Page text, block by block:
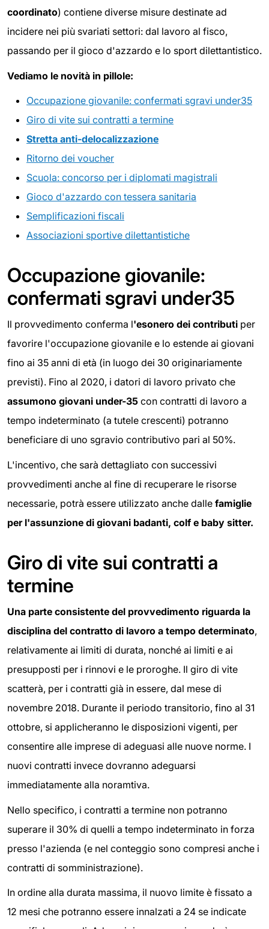
coordinato) contiene diverse misure destinate ad
incidere nei più svariati settori: dal lavoro al fisco,
passando per il gioco d'azzardo e lo sport dilettantistico.
Vediamo le novità in pillole:
Occupazione giovanile: confermati sgravi under35
Giro di vite sui contratti a termine
Stretta anti-delocalizzazione
Ritorno dei voucher
Scuola: concorso per i diplomati magistrali
Gioco d'azzardo con tessera sanitaria
Semplificazioni fiscali
Associazioni sportive dilettantistiche
Occupazione giovanile:
confermati sgravi under35
Il provvedimento conferma l'esonero dei contributi per
favorire l'occupazione giovanile e lo estende ai giovani
fino ai 35 anni di età (in luogo dei 30 originariamente
previsti). Fino al 2020, i datori di lavoro privato che
assumono giovani under-35 con contratti di lavoro a
tempo indeterminato (a tutele crescenti) potranno
beneficiare di uno sgravio contributivo pari al 50%.
L'incentivo, che sarà dettagliato con successivi
provvedimenti anche al fine di recuperare le risorse
necessarie, potrà essere utilizzato anche dalle famiglie
per l'assunzione di giovani badanti, colf e baby sitter.
Giro di vite sui contratti a
termine
Una parte consistente del provvedimento riguarda la
disciplina del contratto di lavoro a tempo determinato,
relativamente ai limiti di durata, nonché ai limiti e ai
presupposti per i rinnovi e le proroghe. Il giro di vite
scatterà, per i contratti già in essere, dal mese di
novembre 2018. Durante il periodo transitorio, fino al 31
ottobre, si applicheranno le disposizioni vigenti, per
consentire alle imprese di adeguasi alle nuove norme. I
nuovi contratti invece dovranno adeguarsi
immediatamente alla noramtiva.
Nello specifico, i contratti a termine non potranno
superare il 30% di quelli a tempo indeterminato in forza
presso l'azienda (e nel conteggio sono compresi anche i
contratti di somministrazione).
In ordine alla durata massima, il nuovo limite è fissato a
12 mesi che potranno essere innalzati a 24 se indicate